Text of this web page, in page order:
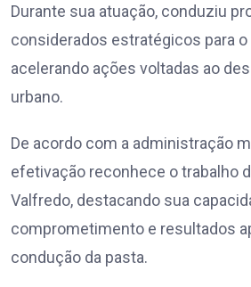
Durante sua atuação, conduziu
considerados estratégicos para
acelerando ações voltadas ao
urbano.
De acordo com a administração
efetivação reconhece o trabalho
Valfredo, destacando sua
comprometimento e resultados
condução da pasta.